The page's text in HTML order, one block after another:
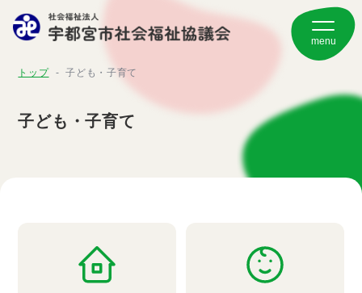
トップ 子ども・子育て
子ども・子育て